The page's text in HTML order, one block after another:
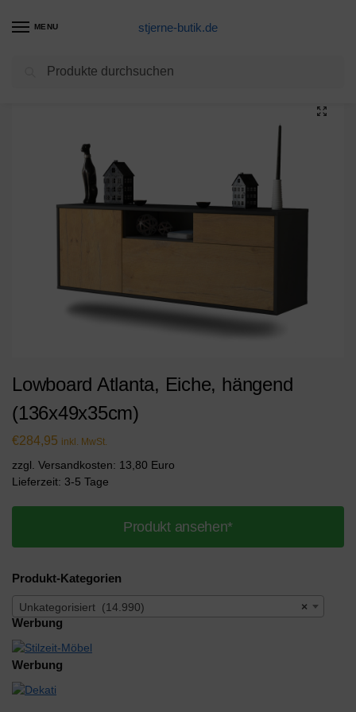
MENU stjerne-butik.de
Unkategorisiert / Lowboard Atlanta, Eiche, hängend (136x49x35cm)
Lowboard Atlanta, Eiche, hängend
(136x49x35cm)
€284,95 inkl. MwSt.
zzgl. Versandkosten: 13,80 Euro
Lieferzeit: 3-5 Tage
Produkt ansehen*
Produkt-Kategorien
×
Unkategorisiert (14.990)
Werbung
Werbung